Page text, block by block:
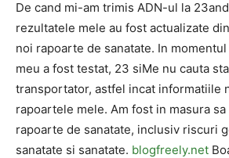
De cand mi-am trimis ADN-ul la
rezultatele mele au fost actualizate
noi rapoarte de sanatate. In
meu a fost testat, 23 siMe nu cauta
transportator, astfel incat informatiile
rapoartele mele. Am fost in masura
rapoarte de sanatate, inclusiv riscuri
sanatate si sanatate. blogfreely.net